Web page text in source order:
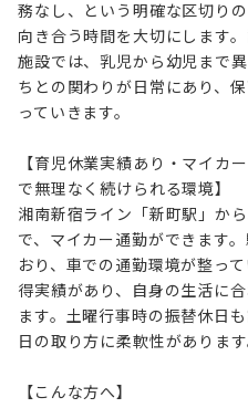
務なし、という明確な区切り
向き合う時間を大切にします
施設では、乳児から幼児まで
ちとの関わりが日常にあり、
っていきます。
【育児休業実績あり・マイカ
で無理なく続けられる環境】
湘南新宿ライン「新町駅」か
で、マイカー通勤ができます
おり、車での通勤環境が整っ
得実績があり、自身の生活に
ます。土曜行事時の振替休日
日の取り方に柔軟性があります
【こんな方へ】